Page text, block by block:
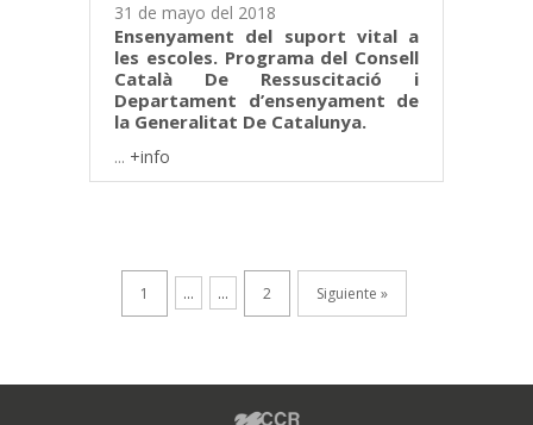
31 de mayo del 2018
Ensenyament del suport vital a
les escoles. Programa del Consell
Català De Ressuscitació i
Departament d’ensenyament de
la Generalitat De Catalunya.
... +info
1 ... ... 2 Siguiente »